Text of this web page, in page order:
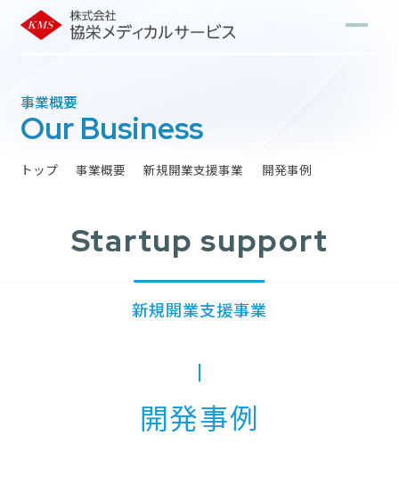
事業概要
Our Business
トップ 事業概要 新規開業支援事業 開発事例
Startup support
新規開業支援事業
開発事例